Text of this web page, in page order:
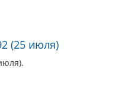
(25 июля)